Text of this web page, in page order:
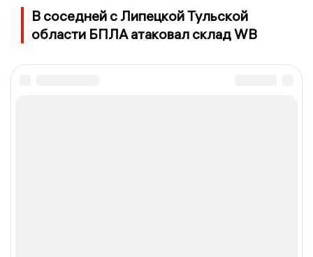
В соседней с Липецкой Тульской
области БПЛА атаковал склад WB